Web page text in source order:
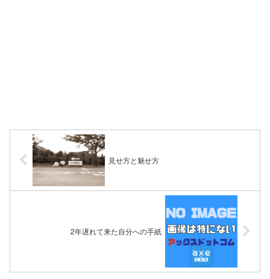
見せ方と魅せ方
2年遅れて来た自分への手紙